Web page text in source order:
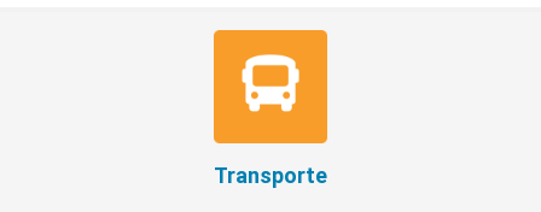
Transporte